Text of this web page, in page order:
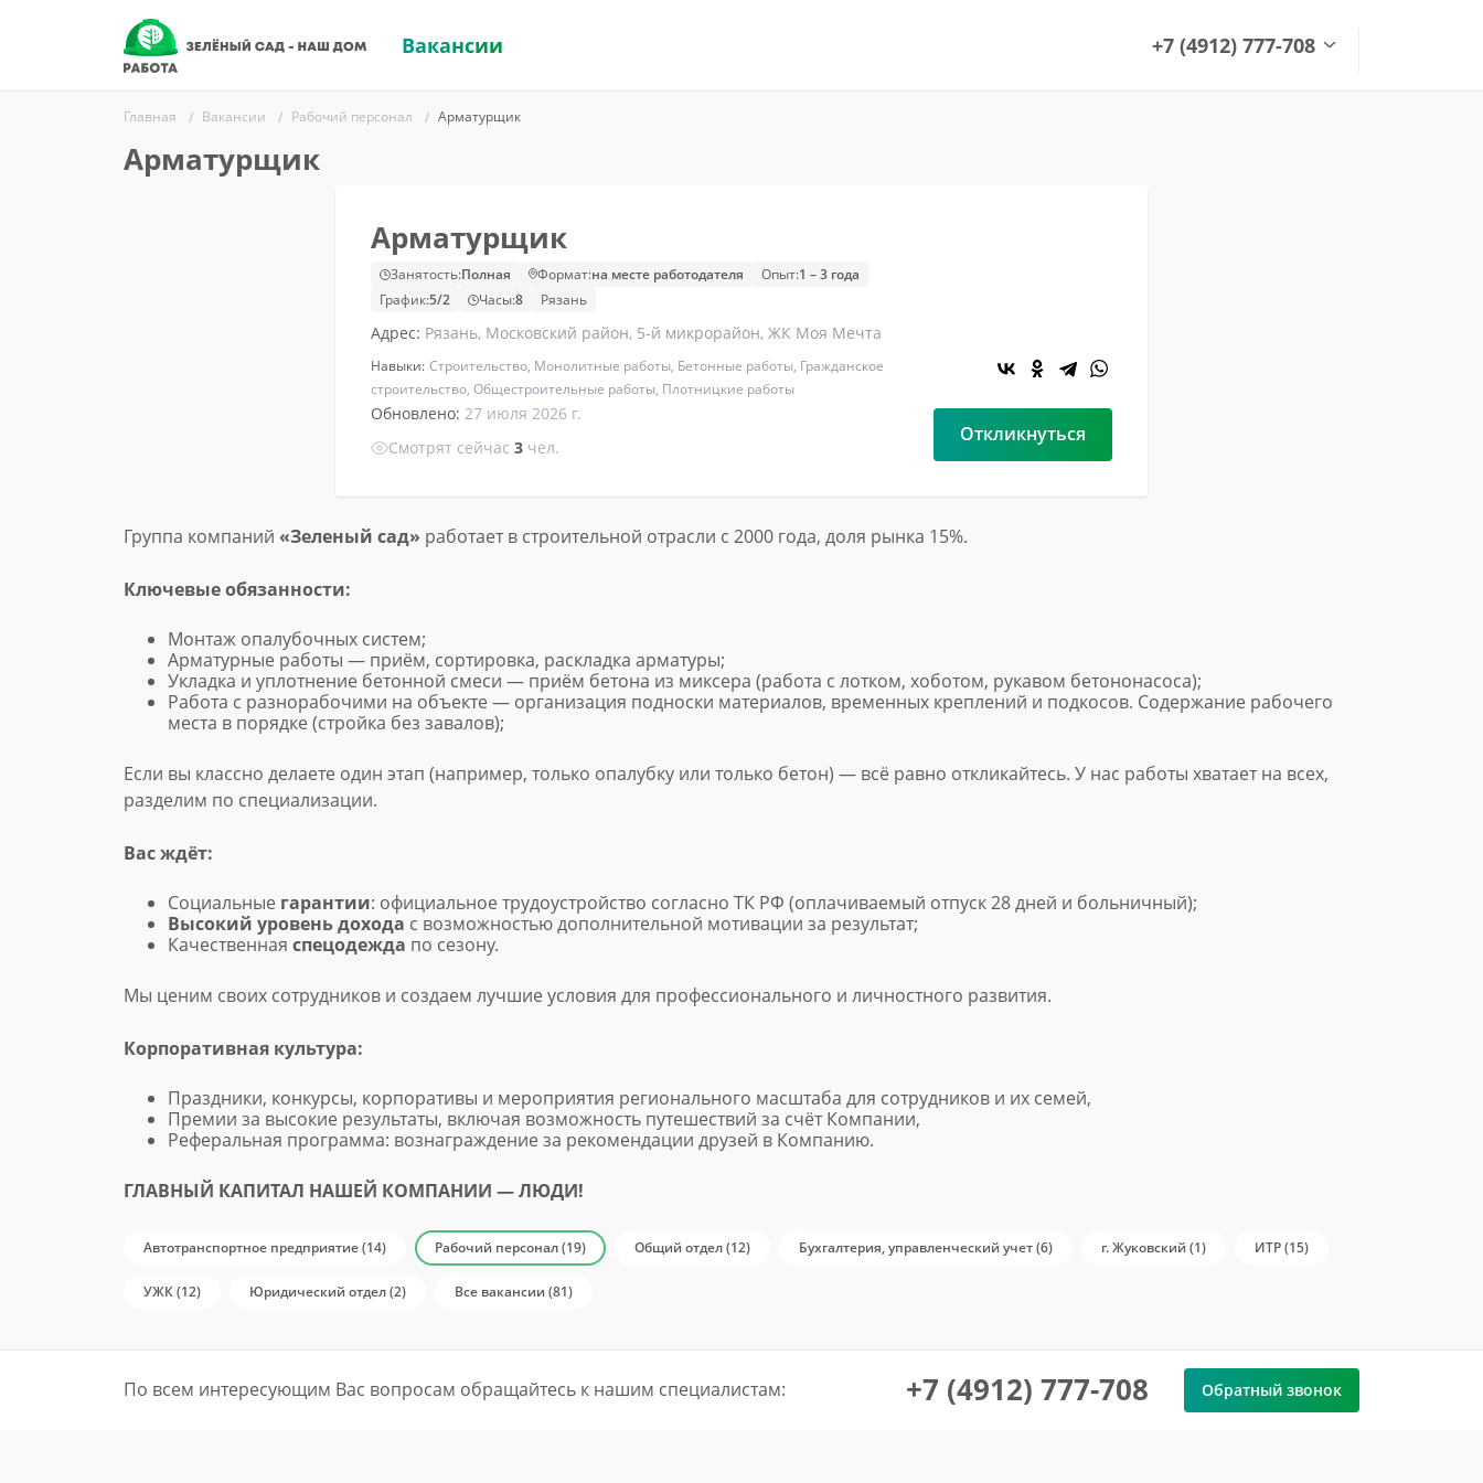
Вакансии +7 (4912) 777-708
Главная Вакансии Рабочий персонал Арматурщик
Арматурщик
Арматурщик
Занятость:Полная Формат:на месте работодателя Опыт:1 – 3 года
График:5/2 Часы:8 Рязань
Адрес: Рязань, Московский район, 5-й микрорайон, ЖК Моя Мечта
Навыки: Строительство, Монолитные работы, Бетонные работы, Гражданское
строительство, Общестроительные работы, Плотницкие работы
Обновлено: 27 июля 2026 г.
Смотрят сейчас 3 чел.
Откликнуться
Группа компаний «Зеленый сад» работает в строительной отрасли с 2000 года, доля рынка 15%.
Ключевые обязанности:
Монтаж опалубочных систем;
Арматурные работы — приём, сортировка, раскладка арматуры;
Укладка и уплотнение бетонной смеси — приём бетона из миксера (работа с лотком, хоботом, рукавом бетононасоса);
Работа с разнорабочими на объекте — организация подноски материалов, временных креплений и подкосов. Содержание рабочего
места в порядке (стройка без завалов);
Если вы классно делаете один этап (например, только опалубку или только бетон) — всё равно откликайтесь. У нас работы хватает на всех,
разделим по специализации.
Вас ждёт:
Социальные гарантии: официальное трудоустройство согласно ТК РФ (оплачиваемый отпуск 28 дней и больничный);
Высокий уровень дохода с возможностью дополнительной мотивации за результат;
Качественная спецодежда по сезону.
Мы ценим своих сотрудников и создаем лучшие условия для профессионального и личностного развития.
Корпоративная культура:
Праздники, конкурсы, корпоративы и мероприятия регионального масштаба для сотрудников и их семей,
Премии за высокие результаты, включая возможность путешествий за счёт Компании,
Реферальная программа: вознаграждение за рекомендации друзей в Компанию.
ГЛАВНЫЙ КАПИТАЛ НАШЕЙ КОМПАНИИ — ЛЮДИ!
Автотранспортное предприятие (14) Рабочий персонал (19) Общий отдел (12) Бухгалтерия, управленческий учет (6) г. Жуковский (1) ИТР (15)
УЖК (12) Юридический отдел (2) Все вакансии (81)
По всем интересующим Вас вопросам обращайтесь к нашим специалистам: +7 (4912) 777-708 Обратный звонок